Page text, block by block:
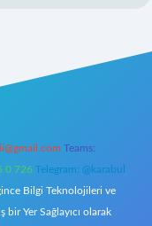
Teams:
0 726 Telegram: @karabul
Bilgi Teknolojileri ve
Yer Sağlayıcı olarak